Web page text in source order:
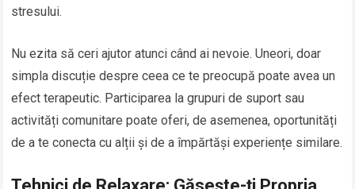
stresului.
Nu ezita să ceri ajutor atunci când ai nevoie. Uneori, doar
simpla discuție despre ceea ce te preocupă poate avea un
efect terapeutic. Participarea la grupuri de suport sau
activități comunitare poate oferi, de asemenea, oportunități
de a te conecta cu alții și de a împărtăși experiențe similare.